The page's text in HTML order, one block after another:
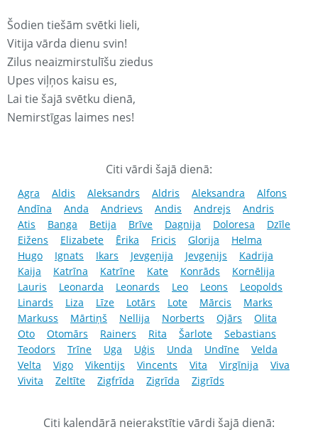
Šodien tiešām svētki lieli,
Vitija vārda dienu svin!
Zilus neaizmirstulīšu ziedus
Upes viļņos kaisu es,
Lai tie šajā svētku dienā,
Nemirstīgas laimes nes!
Citi vārdi šajā dienā:
Agra Aldis Aleksandrs Aldris Aleksandra
Alfons
Andīna
Anda Andrievs Andis Andrejs
Andris
Atis
Banga Betija Brīve Dagnija Doloresa
Dzīle
Eižens
Elizabete Ērika Fricis Glorija
Helma
Hugo
Ignats Ikars Jevgeņija Jevgeņijs
Kadrija
Kaija
Katrīna Katrīne Kate Konrāds
Kornēlija
Lauris
Leonarda Leonards Leo Leons
Leopolds
Linards
Liza Līze Lotārs Lote Mārcis
Marks
Markuss
Mārtiņš Nellija Norberts Ojārs
Olita
Oto
Otomārs Rainers Rita Šarlote
Sebastians
Teodors
Trīne Uga Uģis Unda Undīne
Velda
Velta
Vigo Vikentijs Vincents Vita Virgīnija
Viva
Vivita
Zeltīte Zigfrīda Zigrīda Zigrīds
Citi kalendārā neierakstītie vārdi šajā dienā: